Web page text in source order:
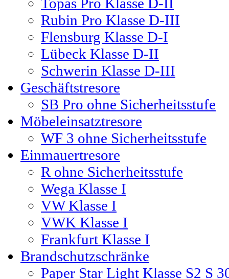
Rubin Pro Klasse D-III
Flensburg Klasse D-I
Lübeck Klasse D-II
Schwerin Klasse D-III
Geschäftstresore
SB Pro ohne Sicherheitsstufe
Möbeleinsatztresore
WF 3 ohne Sicherheitsstufe
Einmauertresore
R ohne Sicherheitsstufe
Wega Klasse I
VW Klasse I
VWK Klasse I
Frankfurt Klasse I
Brandschutzschränke
Paper Star Light Klasse S2 S